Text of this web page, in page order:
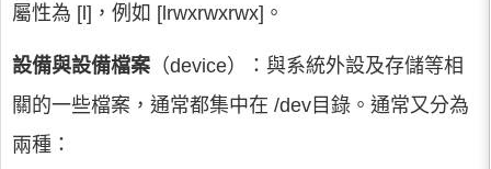
屬性為 [l]，例如 [lrwxrwxrwx]。
設備與設備檔案 （device）：與系統外設及存儲等相
關的一些檔案，通常都集中在 /dev目錄。通常又分為
兩種：